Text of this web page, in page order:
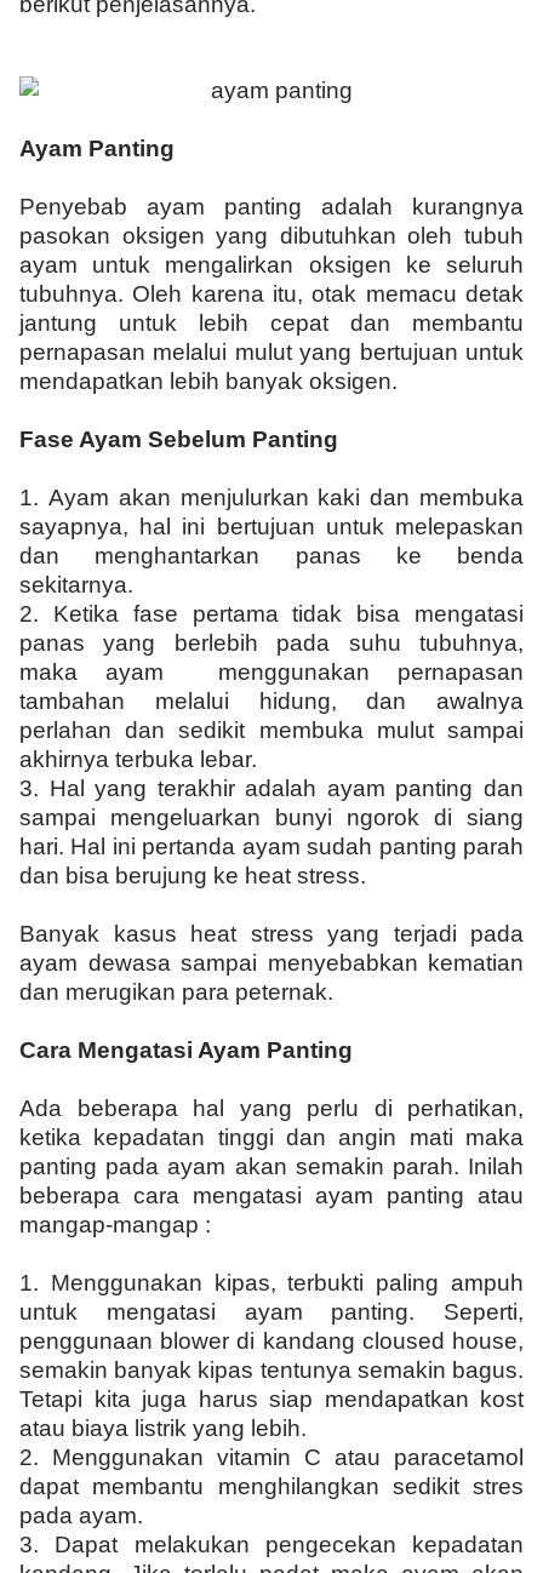
Ayam Panting
Penyebab ayam panting adalah kurangnya
pasokan oksigen yang dibutuhkan oleh tubuh
ayam untuk mengalirkan oksigen ke seluruh
tubuhnya. Oleh karena itu, otak memacu detak
jantung untuk lebih cepat dan membantu
pernapasan melalui mulut yang bertujuan untuk
mendapatkan lebih banyak oksigen.
Fase Ayam Sebelum Panting
1. Ayam akan menjulurkan kaki dan membuka
sayapnya, hal ini bertujuan untuk melepaskan
dan menghantarkan panas ke benda
sekitarnya.
2. Ketika fase pertama tidak bisa mengatasi
panas yang berlebih pada suhu tubuhnya,
maka ayam menggunakan pernapasan
tambahan melalui hidung, dan awalnya
perlahan dan sedikit membuka mulut sampai
akhirnya terbuka lebar.
3. Hal yang terakhir adalah ayam panting dan
sampai mengeluarkan bunyi ngorok di siang
hari. Hal ini pertanda ayam sudah panting parah
dan bisa berujung ke heat stress.
Banyak kasus heat stress yang terjadi pada
ayam dewasa sampai menyebabkan kematian
dan merugikan para peternak.
Cara Mengatasi Ayam Panting
Ada beberapa hal yang perlu di perhatikan,
ketika kepadatan tinggi dan angin mati maka
panting pada ayam akan semakin parah. Inilah
beberapa cara mengatasi ayam panting atau
mangap-mangap :
1. Menggunakan kipas, terbukti paling ampuh
untuk mengatasi ayam panting. Seperti,
penggunaan blower di kandang cloused house,
semakin banyak kipas tentunya semakin bagus.
Tetapi kita juga harus siap mendapatkan kost
atau biaya listrik yang lebih.
2. Menggunakan vitamin C atau paracetamol
dapat membantu menghilangkan sedikit stres
pada ayam.
3. Dapat melakukan pengecekan kepadatan